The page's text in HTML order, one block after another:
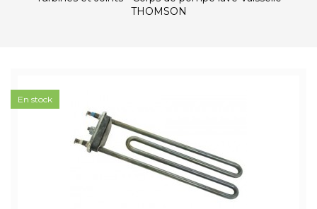
THOMSON
En stock